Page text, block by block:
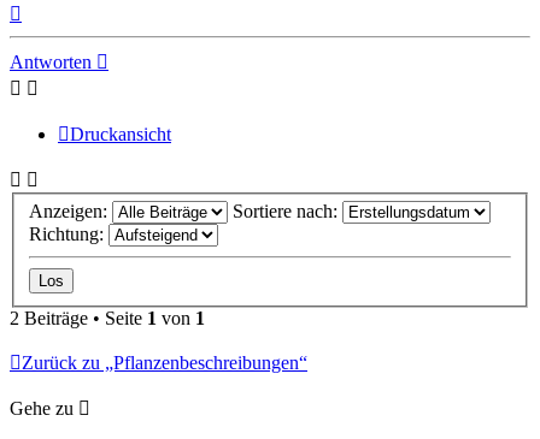
Antworten
Druckansicht
Anzeigen:
Sortiere nach:
Richtung:
2 Beiträge • Seite 1 von 1
Zurück zu „Pflanzenbeschreibungen“
Gehe zu